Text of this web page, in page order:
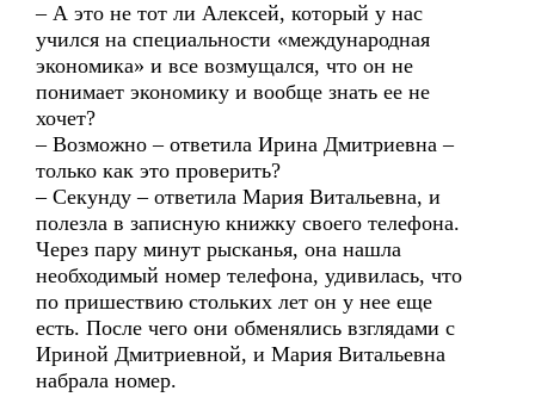
– А это не тот ли Алексей, который у нас
учился на специальности «международная
экономика» и все возмущался, что он не
понимает экономику и вообще знать ее не
хочет?
– Возможно – ответила Ирина Дмитриевна –
только как это проверить?
– Секунду – ответила Мария Витальевна, и
полезла в записную книжку своего телефона.
Через пару минут рысканья, она нашла
необходимый номер телефона, удивилась, что
по пришествию стольких лет он у нее еще
есть. После чего они обменялись взглядами с
Ириной Дмитриевной, и Мария Витальевна
набрала номер.